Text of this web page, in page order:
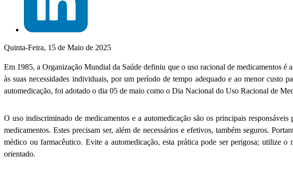
Quinta-Feira, 15 de Maio de 2025
Em 1985, a Organização Mundial da Saúde definiu que o uso racional de medicamentos é
às suas necessidades individuais, por um período de tempo adequado e ao menor custo
automedicação, foi adotado o dia 05 de maio como o Dia Nacional do Uso Racional de
O uso indiscriminado de medicamentos e a automedicação são os principais
medicamentos. Estes precisam ser, além de necessários e efetivos, também seguros.
médico ou farmacêutico. Evite a automedicação, esta prática pode ser perigosa; utilize
orientado.